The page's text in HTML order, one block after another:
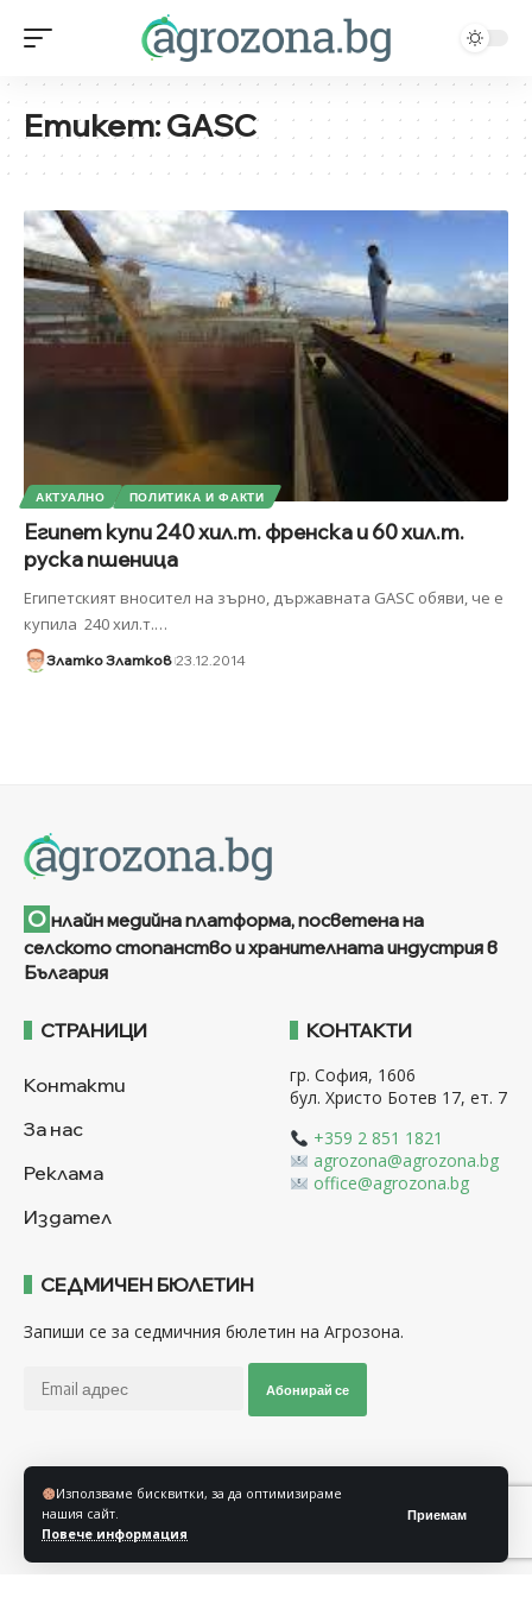
Използваме бисквитки, за да оптимизираме
нашия сайт.
Повече информация
Приемам
Етикет:GASC
АКТУАЛНО ПОЛИТИКА И ФАКТИ
Египет купи 240 хил.т. френска и 60 хил.т.
руска пшеница
Египетският вносител на зърно, държавната GASC обяви, че е
купила 240 хил.т.…
Златко Златков 23.12.2014
О нлайн медийна платформа, посветена на
селското стопанство и хранителната индустрия в
България
СТРАНИЦИ
Контакти
За нас
Реклама
Издател
КОНТАКТИ
гр. София, 1606
бул. Христо Ботев 17, ет. 7
+359 2 851 1821
agrozona@agrozona.bg
office@agrozona.bg
СЕДМИЧЕН БЮЛЕТИН
Запиши се за седмичния бюлетин на Агрозона.
Абонирай се
Последвайте ни